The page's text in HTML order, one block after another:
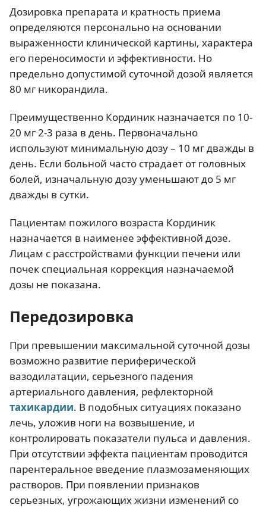
Дозировка препарата и кратность приема
определяются персонально на основании
выраженности клинической картины, характера
его переносимости и эффективности. Но
предельно допустимой суточной дозой является
80 мг никорандила.
Преимущественно Кординик назначается по 10-
20 мг 2-3 раза в день. Первоначально
используют минимальную дозу – 10 мг дважды в
день. Если больной часто страдает от головных
болей, изначальную дозу уменьшают до 5 мг
дважды в сутки.
Пациентам пожилого возраста Кординик
назначается в наименее эффективной дозе.
Лицам с расстройствами функции печени или
почек специальная коррекция назначаемой
дозы не показана.
Передозировка
При превышении максимальной суточной дозы
возможно развитие периферической
вазодилатации, серьезного падения
артериального давления, рефлекторной
тахикардии. В подобных ситуациях показано
лечь, уложив ноги на возвышение, и
контролировать показатели пульса и давления.
При отсутствии эффекта пациентам проводится
парентеральное введение плазмозаменяющих
растворов. При появлении признаков
серьезных, угрожающих жизни изменений со